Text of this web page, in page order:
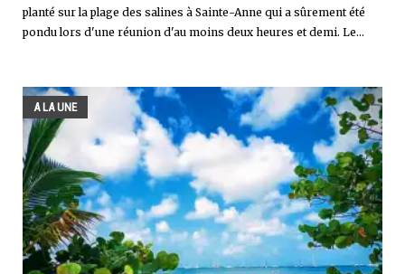
planté sur la plage des salines à Sainte-Anne qui a sûrement été
pondu lors d'une réunion d'au moins deux heures et demi. Le...
A LA UNE